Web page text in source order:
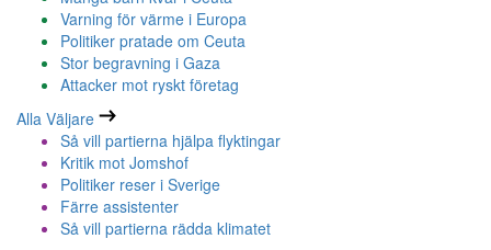
Varning för värme i Europa
Politiker pratade om Ceuta
Stor begravning i Gaza
Attacker mot ryskt företag
Alla Väljare
Så vill partierna hjälpa flyktingar
Kritik mot Jomshof
Politiker reser i Sverige
Färre assistenter
Så vill partierna rädda klimatet